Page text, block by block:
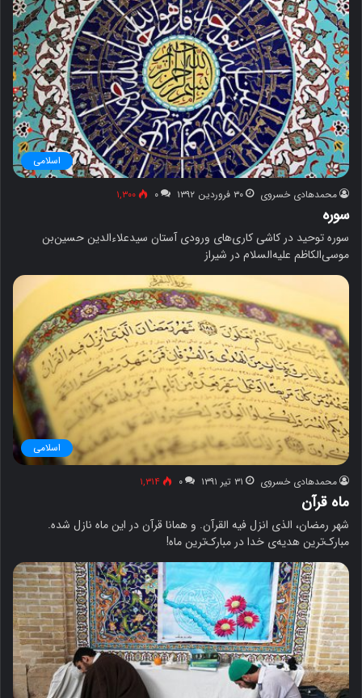
اسلامی
محمدهادی خسروی ۳۰ فروردین ۱۳۹۲ ۰ ۱,۳۰۰
سوره
سوره توحید در کاشی کاری‌های ورودی آستان سیدعلاءالدین حسین‌بن
موسی‌الکاظم علیه‌السلام در شیراز
اسلامی
محمدهادی خسروی ۳۱ تیر ۱۳۹۱ ۰ ۱,۳۱۴
ماه قرآن
شهر رمضان، الذی انزل فیه القرآن. و همانا قرآن در این ماه نازل شده.
مبارک‌ترین هدیه‌ی خدا در مبارک‌ترین ماه!